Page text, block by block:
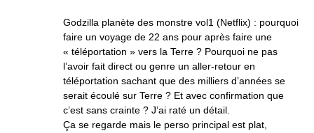
Godzilla planète des monstre vol1 (Netflix) : pourquoi
faire un voyage de 22 ans pour après faire une
« téléportation » vers la Terre ? Pourquoi ne pas
l’avoir fait direct ou genre un aller-retour en
téléportation sachant que des milliers d’années se
serait écoulé sur Terre ? Et avec confirmation que
c’est sans crainte ? J’ai raté un détail.
Ça se regarde mais le perso principal est plat,